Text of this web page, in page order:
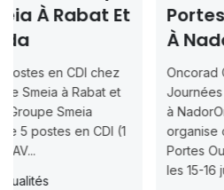
Portes Ouvertes
Oncorad Group —
Journées Portes Ouvertes
à NadorOncorad Group
organise des Journées
Portes Ouvertes à Nador
les 15-16 juillet (09h-17h)...